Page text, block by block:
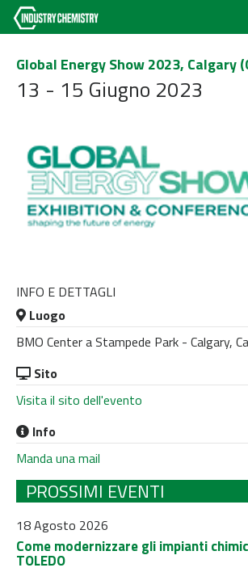
Global Energy Show 2023, Calgary
13 - 15 Giugno 2023
INFO E DETTAGLI
Luogo
BMO Center a Stampede Park - Calgary,
Sito
Visita il sito dell'evento
Info
Manda una mail
PROSSIMI EVENTI
18 Agosto 2026
Come modernizzare gli impianti
TOLEDO